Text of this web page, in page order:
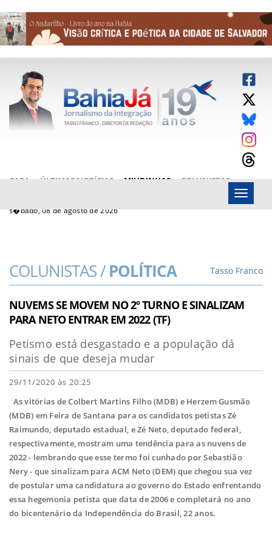
CAPA ÚLTIMAS NOTÍCIAS MIUDINHAS
COLUNISTAS
s�bado, 08 de agosto de 2026
Menu
COLUNISTAS /POLÍTICA Tasso Franco
NUVEMS SE MOVEM NO 2º TURNO E SINALIZAM
PARA NETO ENTRAR EM 2022 (TF)
Petismo está desgastado e a população dá
sinais de que deseja mudar
29/11/2020 às 20:25
As vitórias de Colbert Martins Filho (MDB) e Herzem Gusmão
(MDB) em Feira de Santana para os candidatos petistas Zé
Raimundo, deputado estadual, e Zé Neto, deputado federal,
respectivamente, mostram uma tendência para as nuvens de
2022 - lembrando que esse termo foi cunhado por Sebastião
Nery - que sinalizam para ACM Neto (DEM) que chegou sua vez
de postular uma candidatura ao governo do Estado enfrentando
essa hegemonia petista que data de 2006 e completará no ano
do bicentenário da Independência do Brasil, 22 anos.